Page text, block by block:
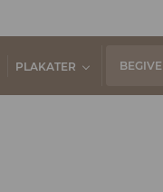
PLAKATER